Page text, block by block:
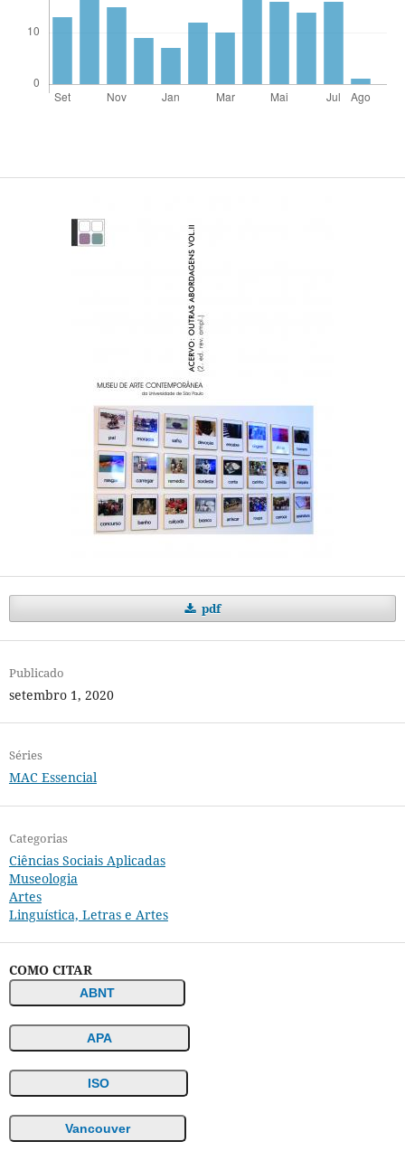
pdf
Publicado
setembro 1, 2020
Séries
MAC Essencial
Categorias
Ciências Sociais Aplicadas
Museologia
Artes
Linguística, Letras e Artes
COMO CITAR
ABNT
APA
ISO
Vancouver